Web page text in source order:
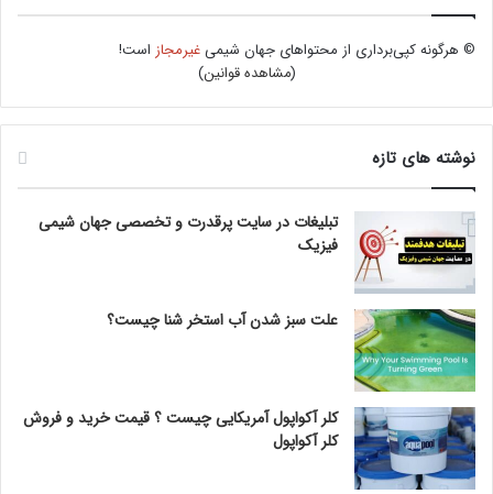
© هرگونه کپی‌برداری از محتواهای جهان شیمیغیرمجاز است!
(مشاهده قوانین)
نوشته های تازه
تبلیغات در سایت پرقدرت و تخصصی جهان شیمی
فیزیک
علت سبز شدن آب استخر شنا چیست؟
کلر آکواپول آمریکایی چیست ؟ قیمت خرید و فروش
کلر آکواپول